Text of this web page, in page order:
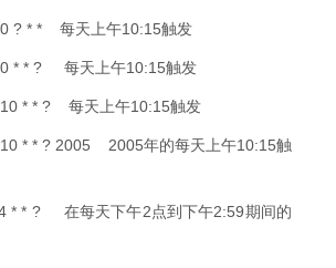
* * 每天上午10:15触发
* ? 每天上午10:15触发
* * ? 每天上午10:15触发
* * ? 2005 2005年的每天上午10:15触
* ? 在每天下午2点到下午2:59期间的